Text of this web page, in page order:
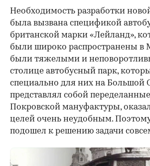
Необходимость разработки
была вызвана спецификой
британской марки «Лейланд»,
были широко распространены в
были тяжелыми и
столице автобусный парк,
специально для них на Большой
представлял собой
Покровской мануфактуры,
целей очень неудобным.
подошел к решению задачи